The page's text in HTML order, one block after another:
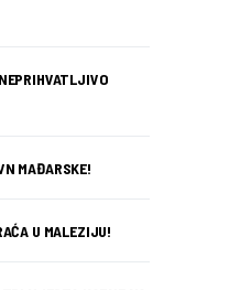
MAĐARSKE!
U MALEZIJU!